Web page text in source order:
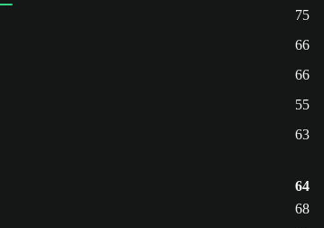
75
66
66
55
63
64
68